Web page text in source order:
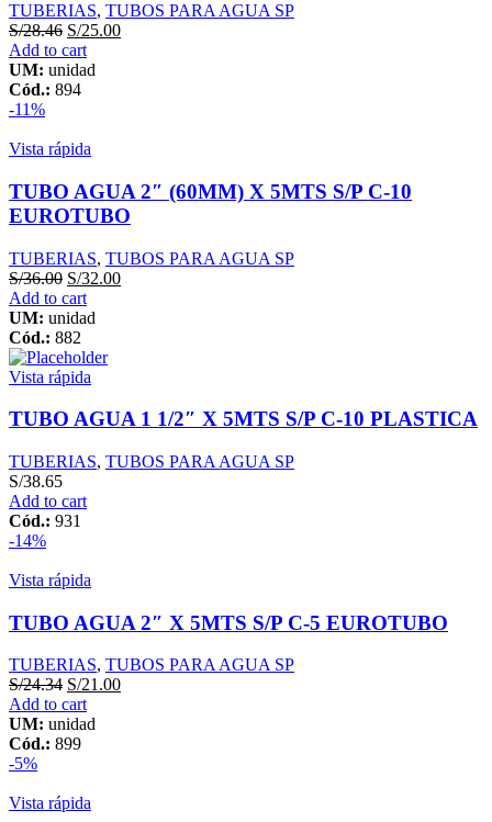
TUBERIAS, TUBOS PARA AGUA SP
S/28.46 S/25.00
Add to cart
UM: unidad
Cód.: 894
-11%
Vista rápida
TUBO AGUA 2″ (60MM) X 5MTS S/P C-10
EUROTUBO
TUBERIAS, TUBOS PARA AGUA SP
S/36.00 S/32.00
Add to cart
UM: unidad
Cód.: 882
Vista rápida
TUBO AGUA 1 1/2″ X 5MTS S/P C-10 PLASTICA
TUBERIAS, TUBOS PARA AGUA SP
S/38.65
Add to cart
Cód.: 931
-14%
Vista rápida
TUBO AGUA 2″ X 5MTS S/P C-5 EUROTUBO
TUBERIAS, TUBOS PARA AGUA SP
S/24.34 S/21.00
Add to cart
UM: unidad
Cód.: 899
-5%
Vista rápida